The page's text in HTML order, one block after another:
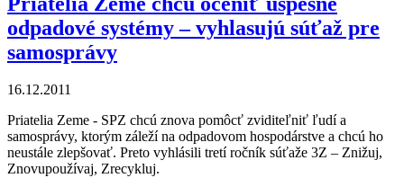
odpadové systémy – vyhlasujú súťaž pre
samosprávy
16.12.2011
Priatelia Zeme - SPZ chcú znova pomôcť zviditeľniť ľudí a
samosprávy, ktorým záleží na odpadovom hospodárstve a chcú ho
neustále zlepšovať. Preto vyhlásili tretí ročník súťaže 3Z – Znižuj,
Znovupoužívaj, Zrecykluj.